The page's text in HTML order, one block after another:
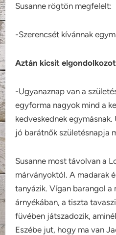
Susanne rögtön megfelelt:
-Szerencsét kívánnak
Aztán kicsit
-Ugyanaznap van a
egyforma nagyok mind a
kedveskednek egymásnak.
jó barátnők születésnapja
Susanne most távolvan a
márványoktól. A madarak
tanyázik. Vígan barangol a
árnyékában, a tiszta
füvében játszadozik,
Eszébe jut, hogy ma van